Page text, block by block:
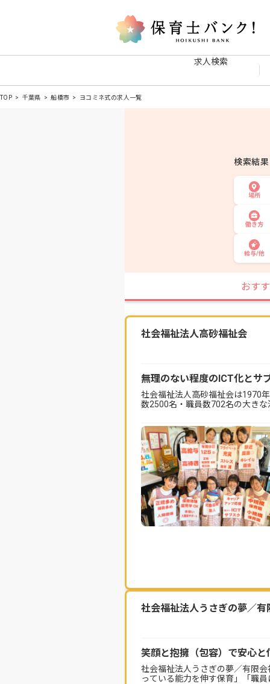
求人検索
TOP 千葉県 船橋市 ヨコミネ式の求人一覧
検索結
場所
働き方
給与/他
おす
社会福祉法人高砂福祉会
無理のない程度のICT化とサ
社会福祉法人高砂福祉会は1970
数2500名・職員数702名の大き
社会福祉法人うさぎの夢／
笑顔と抱擁（包容）で安心
社会福祉法人うさぎの夢／有限
っている能力を伸す保育」「職